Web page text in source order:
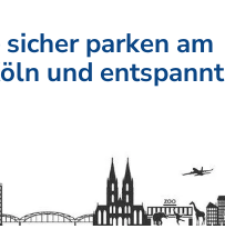
parken am
und entspannt